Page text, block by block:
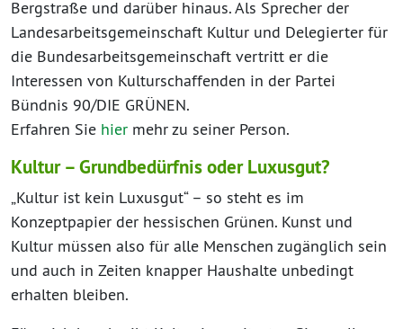
Bergstraße und darüber hinaus. Als Sprecher der
Landesarbeitsgemeinschaft Kultur und Delegierter für
die Bundesarbeitsgemeinschaft vertritt er die
Interessen von Kulturschaffenden in der Partei
Bündnis 90/DIE GRÜNEN.
Erfahren Sie hier mehr zu seiner Person.
Kultur – Grundbedürfnis oder Luxusgut?
„Kultur ist kein Luxusgut“ – so steht es im
Konzeptpapier der hessischen Grünen. Kunst und
Kultur müssen also für alle Menschen zugänglich sein
und auch in Zeiten knapper Haushalte unbedingt
erhalten bleiben.